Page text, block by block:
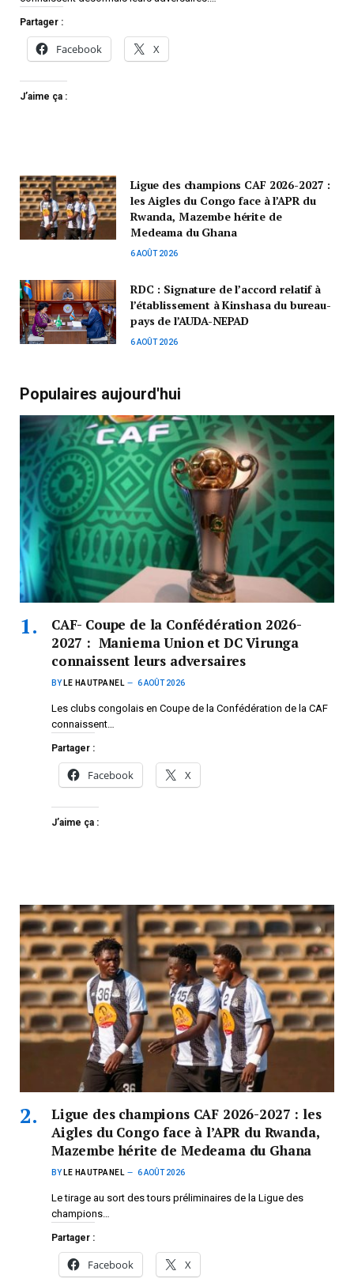
Partager :
Facebook X
J’aime ça :
Ligue des champions CAF 2026-2027 :
les Aigles du Congo face à l’APR du
Rwanda, Mazembe hérite de
Medeama du Ghana
6 AOÛT 2026
RDC : Signature de l’accord relatif à
l’établissement à Kinshasa du bureau-
pays de l’AUDA-NEPAD
6 AOÛT 2026
Populaires aujourd'hui
CAF- Coupe de la Confédération 2026-
2027 : Maniema Union et DC Virunga
connaissent leurs adversaires
BY LE HAUTPANEL 6 AOÛT 2026
Les clubs congolais en Coupe de la Confédération de la CAF
connaissent…
Partager :
Facebook X
J’aime ça :
Ligue des champions CAF 2026-2027 : les
Aigles du Congo face à l’APR du Rwanda,
Mazembe hérite de Medeama du Ghana
BY LE HAUTPANEL 6 AOÛT 2026
Le tirage au sort des tours préliminaires de la Ligue des
champions…
Partager :
Facebook X